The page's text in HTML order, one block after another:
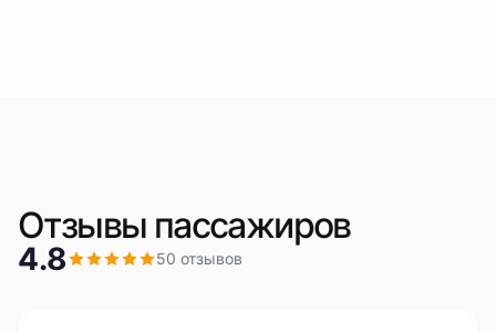
Отзывы пассажиров
4.8 50 отзывов